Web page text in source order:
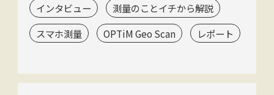
インタビュー
測量のことイチから解説
スマホ測量
OPTiM Geo Scan レポート